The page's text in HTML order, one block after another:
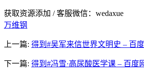
获取资源添加 / 客服微信：wedaxue
万维钢
上一篇: 得到#吴军来信世界文明史 – 百
下一篇: 得到#冯雪·高尿酸医学课 – 百度